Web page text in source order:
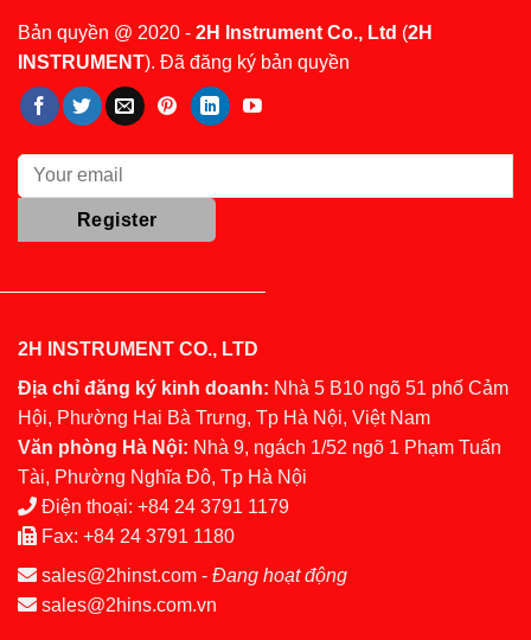
Bản quyền @ 2020 - 2H Instrument Co., Ltd (2H
INSTRUMENT). Đã đăng ký bản quyền
2H INSTRUMENT CO., LTD
Địa chỉ đăng ký kinh doanh: Nhà 5 B10 ngõ 51 phố Cảm
Hội, Phường Hai Bà Trưng, Tp Hà Nội, Việt Nam
Văn phòng Hà Nội: Nhà 9, ngách 1/52 ngõ 1 Phạm Tuấn
Tài, Phường Nghĩa Đô, Tp Hà Nội
Điện thoại: +84 24 3791 1179
Fax: +84 24 3791 1180
sales@2hinst.com - Đang hoạt động
sales@2hins.com.vn